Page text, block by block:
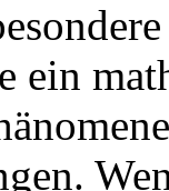
ein